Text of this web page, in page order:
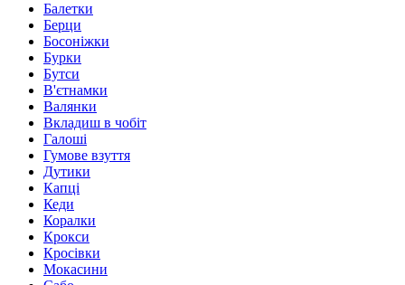
Балетки
Берци
Босоніжки
Бурки
Бутси
В'єтнамки
Валянки
Вкладиш в чобіт
Галоші
Гумове взуття
Дутики
Капці
Кеди
Коралки
Крокси
Кросівки
Мокасини